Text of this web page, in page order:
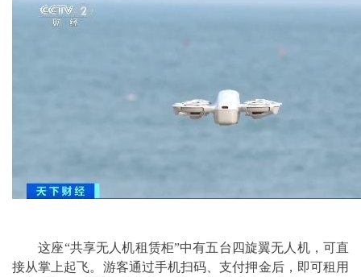
这座“共享无人机租赁柜”中有五台四旋翼无人机，可直
接从掌上起飞。游客通过手机扫码、支付押金后，即可租用